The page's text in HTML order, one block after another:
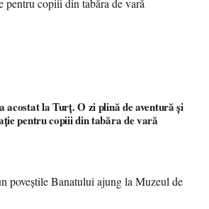
la Turț. O zi plină de aventură și
pentru copiii din tabăra de vară